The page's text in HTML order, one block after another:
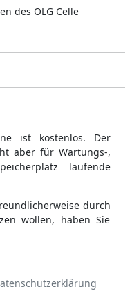
des OLG Celle
ist kostenlos. Der
aber für Wartungs-,
laufende
durch
wollen, haben Sie